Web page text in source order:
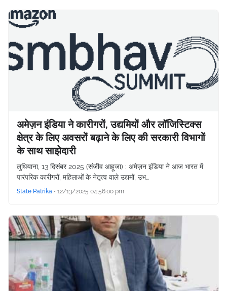
अमेज़न इंडिया ने कारीगरों, उद्यमियों और लॉजिस्टिक्स
क्षेत्र के लिए अवसरों बढ़ाने के लिए की सरकारी विभागों
के साथ साझेदारी
लुधियाना, 13 दिसंबर 2025 (संजीव आहूजा) : अमेज़न इंडिया ने आज भारत में
पारंपरिक कारीगरों, महिलाओं के नेतृत्व वाले उद्यमों, उभ…
State Patrika • 12/13/2025 04:56:00 pm